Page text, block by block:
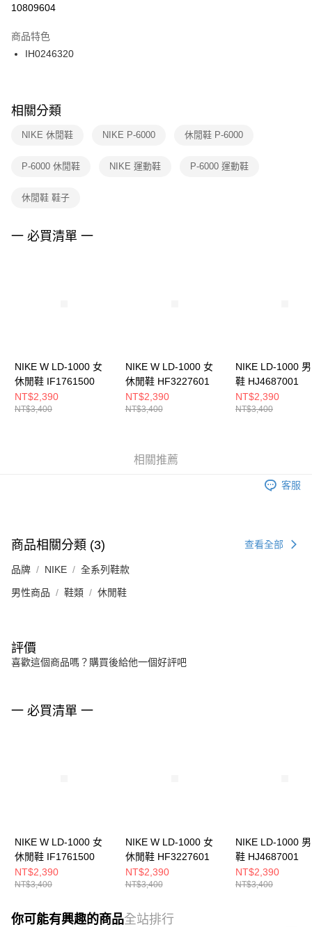
１．於結帳方式選擇「AFTEE先享後付」後，將跳轉至「AFTEE先享後付」
２．訂單成立數日內，您將收到繳費通知簡訊。
３．收到繳費通知簡訊後14天內，點擊此簡訊中的連結，可透過四大超商／
ATM／網路銀行／等多元方式進行付款，方視為交易完成。
※ 交易是否成功請以「AFTEE先享後付 」之結帳頁面顯示為準，若有關於
是否繳費成功／繳費後需取消欲退款等相關疑問，請聯繫「AFTEE先享後付
客戶支援中心」
https://netprotections.freshdesk.com/support/home
１．透過由恩沛科技股份有限公司提供之「AFTEE先享後付」服務完成之交
權轉讓予恩沛科技股份有限公司。
３．未成年的使用者請事先徵得法定代理人或監護人之同意方可使用
「AFTEE先享後付」，若未經同意申辦者引起之損失，本公司不負相關責
每筆NT$100，滿NT$1,500(含以上)免運費
10809604
商品特色
IH0246320
相關分類
NIKE 休閒鞋 NIKE P-6000 休閒鞋 P-6000
P-6000 休閒鞋 NIKE 運動鞋 P-6000 運動鞋
休閒鞋 鞋子
一 必買清單 一
NIKE W LD-1000 女
休閒鞋 IF1761500
NT$2,390
NT$3,400
NIKE W LD-1000 女
休閒鞋 HF3227601
NT$2,390
NT$3,400
NIKE LD-1000
鞋 HJ4687001
NT$2,390
NT$3,400
相關推薦
客服
商品相關分類 (3) 查看全部
品牌 NIKE 全系列鞋款
男性商品 鞋類 休閒鞋
評價
喜歡這個商品嗎？購買後給他一個好評吧
一 必買清單 一
NIKE W LD-1000 女
休閒鞋 IF1761500
NT$2,390
NT$3,400
NIKE W LD-1000 女
休閒鞋 HF3227601
NT$2,390
NT$3,400
NIKE LD-1000
鞋 HJ4687001
NT$2,390
NT$3,400
你可能有興趣的商品全站排行